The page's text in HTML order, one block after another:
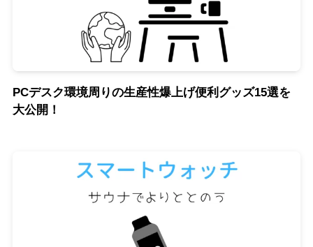
PCデスク環境周りの生産性爆上げ便利グッズ15選を
大公開！